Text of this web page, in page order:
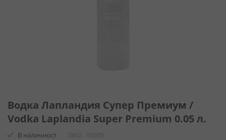
към
началото
на
галерия
Водка Лапландия Супер Премиум /
Vodka Laplandia Super Premium 0.05 л.
В наличност SKU
10305